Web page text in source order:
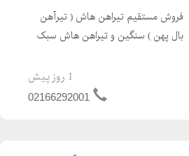
فروش مستقیم تیراهن هاش ( تیرآهن
بال پهن ) سنگین و تیراهن هاش سبک
سایزها با گواهینامه کیفیت ( سرتیفیکیت
هاش ) محصول کشور کره 09122153888_
1 روز پیش
02166292001